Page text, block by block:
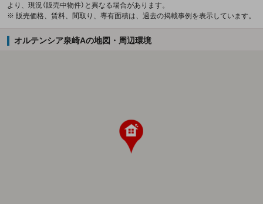
より、現況（販売中物件）と異なる場合があります。
※ 販売価格、賃料、間取り、専有面積は、過去の掲載事例を表示しています。
オルテンシア泉崎Aの地図・周辺環境